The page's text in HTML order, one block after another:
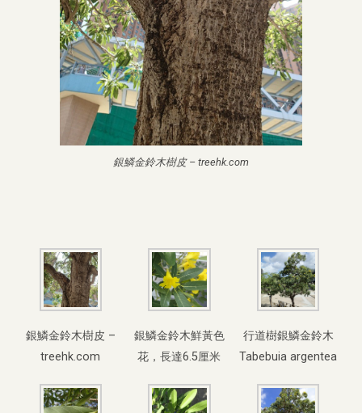
銀鱗金鈴木樹皮 – treehk.com
銀鱗金鈴木樹皮 –
treehk.com
銀鱗金鈴木鮮黃色
花，長達6.5厘米
行道樹銀鱗金鈴木
Tabebuia argentea